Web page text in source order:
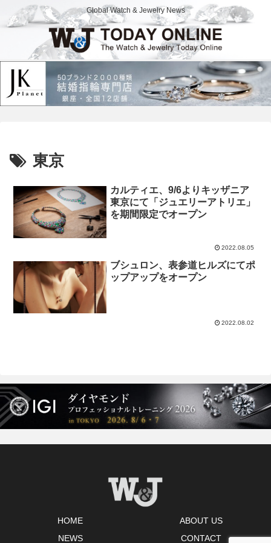
Global Watch & Jewelry News
東京
カルティエ、9/6よりキッザニア
東京にて「ジュエリーアトリエ」
を期間限定でオープン
2022.08.05
ブシュロン、表参道ヒルズにてポ
ップアップをオープン
2022.08.02
HOME
ABOUT US
NEWS
CONTACT